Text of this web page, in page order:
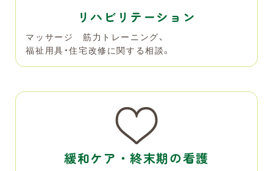
リハビリテーション
マッサージ 筋力トレーニング、
福祉用具・住宅改修に関する相談。
緩和ケア・終末期の看護